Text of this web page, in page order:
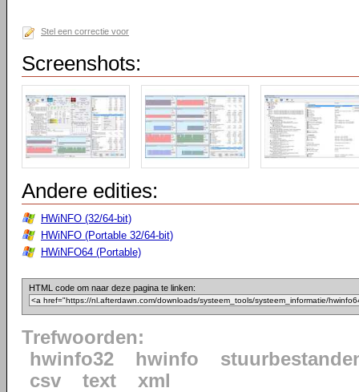
Stel een correctie voor
Screenshots:
Andere edities:
HWiNFO (32/64-bit)
HWiNFO (Portable 32/64-bit)
HWiNFO64 (Portable)
HTML code om naar deze pagina te linken:
Trefwoorden:
hwinfo32
hwinfo
csv
text xml